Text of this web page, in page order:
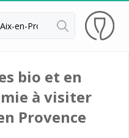
bio et en
à visiter
Provence